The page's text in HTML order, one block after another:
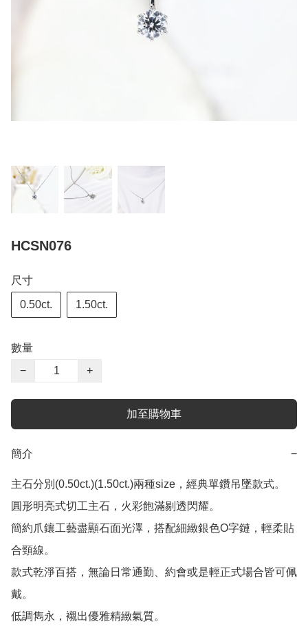
HCSN076
尺寸
0.50ct. 1.50ct.
數量
−
+
加至購物車
簡介 −
主石分別(0.50ct.)(1.50ct.)兩種size，經典單鑽吊墜款式。
圓形明亮式切工主石，火彩飽滿剔透閃耀。
簡約爪鑲工藝盡顯石面光澤，搭配細緻銀色O字鏈，輕柔貼
合頸線。
款式乾淨百搭，無論日常通勤、約會或是輕正式場合皆可佩
戴。
低調雋永，襯出優雅精緻氣質。